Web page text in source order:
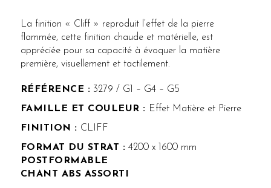
La finition « Cliff » reproduit l’effet de la pierre
flammée, cette finition chaude et matérielle, est
appréciée pour sa capacité à évoquer la matière
première, visuellement et tactilement.
RÉFÉRENCE : 3279 / G1 – G4 – G5
FAMILLE ET COULEUR : Effet Matière et Pierre
FINITION : CLIFF
FORMAT DU STRAT : 4200 x 1600 mm
POSTFORMABLE
CHANT ABS ASSORTI